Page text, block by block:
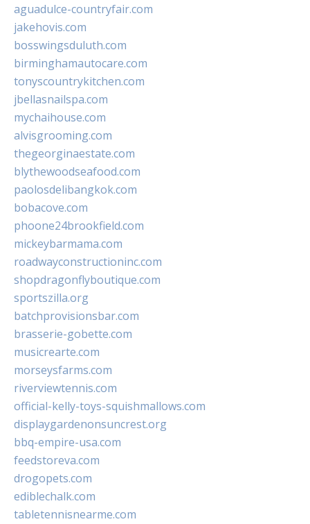
aguadulce-countryfair.com
jakehovis.com
bosswingsduluth.com
birminghamautocare.com
tonyscountrykitchen.com
jbellasnailspa.com
mychaihouse.com
alvisgrooming.com
thegeorginaestate.com
blythewoodseafood.com
paolosdelibangkok.com
bobacove.com
phoone24brookfield.com
mickeybarmama.com
roadwayconstructioninc.com
shopdragonflyboutique.com
sportszilla.org
batchprovisionsbar.com
brasserie-gobette.com
musicrearte.com
morseysfarms.com
riverviewtennis.com
official-kelly-toys-squishmallows.com
displaygardenonsuncrest.org
bbq-empire-usa.com
feedstoreva.com
drogopets.com
ediblechalk.com
tabletennisnearme.com